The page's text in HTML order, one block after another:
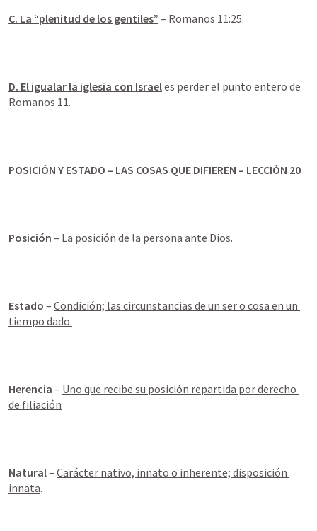
C. La “plenitud de los gentiles” – Romanos 11:25.
D. El igualar la iglesia con Israel
Romanos 11.
POSICIÓN Y ESTADO – LAS COSAS QUE DIFIEREN – LECCIÓN 20
Posición – La posición de la persona ante Dios.
Estado – Condición; las circunstancias de un ser o cosa en un
tiempo dado.
Herencia – Uno que recibe su posición repartida por derecho
de filiación
Natural – Carácter nativo, innato o inherente; disposición
innata.